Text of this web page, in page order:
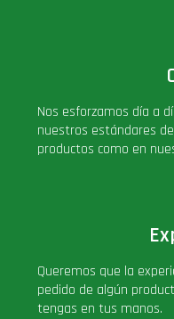
Nos esforzamos día a
nuestros estándares
productos como en
Queremos que la
pedido de algún
tengas en tus manos.